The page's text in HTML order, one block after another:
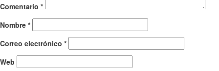
Comentario *
Nombre *
Correo electrónico *
Web